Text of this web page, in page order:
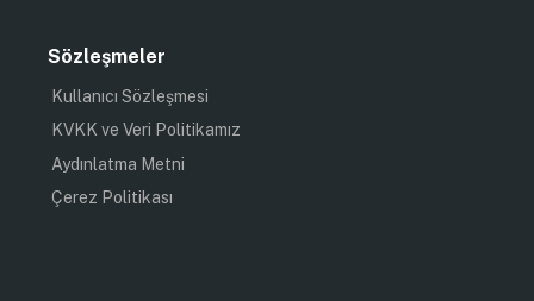
Sözleşmeler
Kullanıcı Sözleşmesi
KVKK ve Veri Politikamız
Aydınlatma Metni
Çerez Politikası